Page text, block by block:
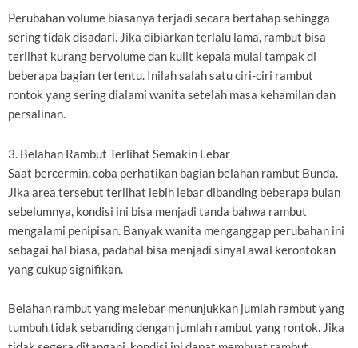
Perubahan volume biasanya terjadi secara bertahap sehingga
sering tidak disadari. Jika dibiarkan terlalu lama, rambut bisa
terlihat kurang bervolume dan kulit kepala mulai tampak di
beberapa bagian tertentu. Inilah salah satu ciri-ciri rambut
rontok yang sering dialami wanita setelah masa kehamilan dan
persalinan.
3. Belahan Rambut Terlihat Semakin Lebar
Saat bercermin, coba perhatikan bagian belahan rambut Bunda.
Jika area tersebut terlihat lebih lebar dibanding beberapa bulan
sebelumnya, kondisi ini bisa menjadi tanda bahwa rambut
mengalami penipisan. Banyak wanita menganggap perubahan ini
sebagai hal biasa, padahal bisa menjadi sinyal awal kerontokan
yang cukup signifikan.
Belahan rambut yang melebar menunjukkan jumlah rambut yang
tumbuh tidak sebanding dengan jumlah rambut yang rontok. Jika